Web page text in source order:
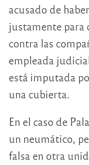
acusado de
justamente para
contra las
empleada
está imputada
una cubierta.
En el caso de
un neumático,
falsa en otra